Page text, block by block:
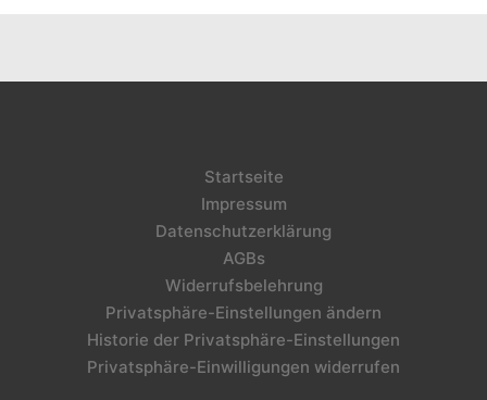
Startseite
Impressum
Datenschutzerklärung
AGBs
Widerrufsbelehrung
Privatsphäre-Einstellungen ändern
Historie der Privatsphäre-Einstellungen
Privatsphäre-Einwilligungen widerrufen